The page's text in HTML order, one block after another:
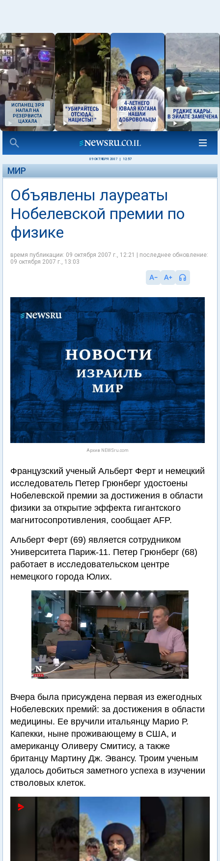
ИСПАНЕЦ ЗРЯ
НАПАЛ НА
РЕЗЕРВИСТА
ЦАХАЛА
09 ОКТЯБРЯ 2007 12:57
МИР
Объявлены лауреаты
Нобелевской премии по
физике
время публикации: 09 октября 2007 г., 12:21 | последнее обновление:
09 октября 2007 г., 13:03
Архив NEWSru.com
Французский ученый Альберт Ферт и немецкий
исследователь Петер Грюнберг удостоены
Нобелевской премии за достижения в области
физики за открытие эффекта гигантского
магнитосопротивления, сообщает AFP.
Альберт Ферт (69) является сотрудником
Университета Париж-11. Петер Грюнберг (68)
работает в исследовательском центре
немецкого города Юлих.
Вчера была присуждена первая из ежегодных
Нобелевских премий: за достижения в области
медицины. Ее вручили итальянцу Марио Р.
Капекки, ныне проживающему в США, и
американцу Оливеру Смитису, а также
британцу Мартину Дж. Эвансу. Троим ученым
удалось добиться заметного успеха в изучении
стволовых клеток.